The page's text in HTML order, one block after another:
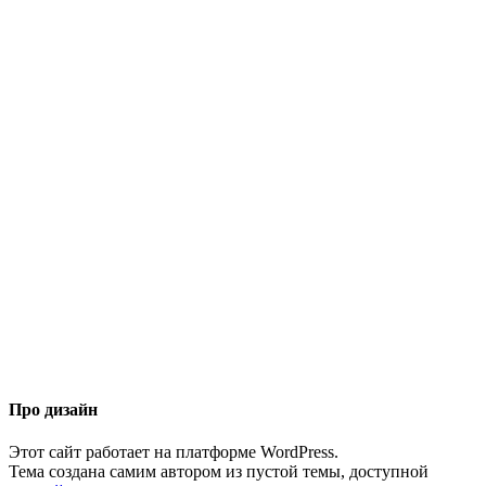
Про дизайн
Этот сайт работает на платформе WordPress.
Тема создана самим автором из пустой темы, доступной